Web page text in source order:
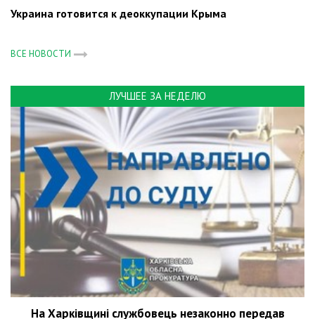
Украина готовится к деоккупации Крыма
ВСЕ НОВОСТИ
ЛУЧШЕЕ ЗА НЕДЕЛЮ
На Харківщині службовець незаконно передав